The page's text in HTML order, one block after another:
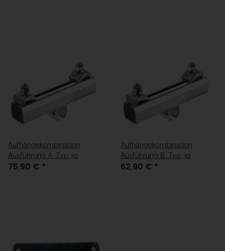
Aufhängekombination
Ausführung A, Typ 30
75,90 € *
Aufhängekombination
Ausführung B, Typ 30
62,90 € *